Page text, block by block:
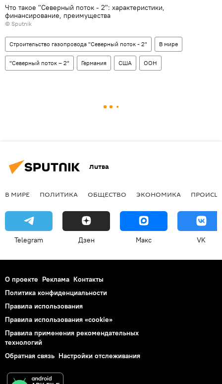
Что такое "Северный поток - 2": характеристики,
финансирование, преимущества
© Sputnik
Строительство газопровода "Северный поток - 2" В мире
"Северный поток – 2" Германия США ООН
Литва
В МИРЕ ПОЛИТИКА ОБЩЕСТВО ЭКОНОМИКА
Telegram Дзен Макс VK
О проекте Реклама Контакты
Политика конфиденциальности
Правила использования
Правила использования «cookie»
Правила применения рекомендательных
технологий
Обратная связь Настройки отслеживания